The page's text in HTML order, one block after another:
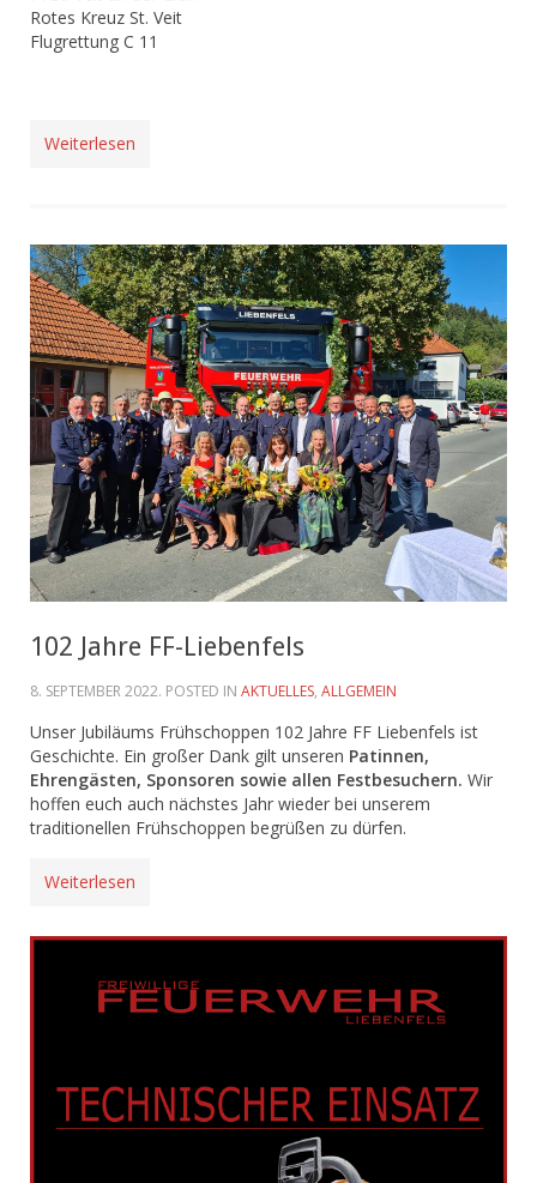
Rotes Kreuz St. Veit
Flugrettung C 11
Weiterlesen
102 Jahre FF-Liebenfels
8. SEPTEMBER 2022. POSTED IN AKTUELLES, ALLGEMEIN
Unser Jubiläums Frühschoppen 102 Jahre FF Liebenfels ist
Geschichte. Ein großer Dank gilt unseren Patinnen,
Ehrengästen, Sponsoren sowie allen Festbesuchern. Wir
hoffen euch auch nächstes Jahr wieder bei unserem
traditionellen Frühschoppen begrüßen zu dürfen.
Weiterlesen